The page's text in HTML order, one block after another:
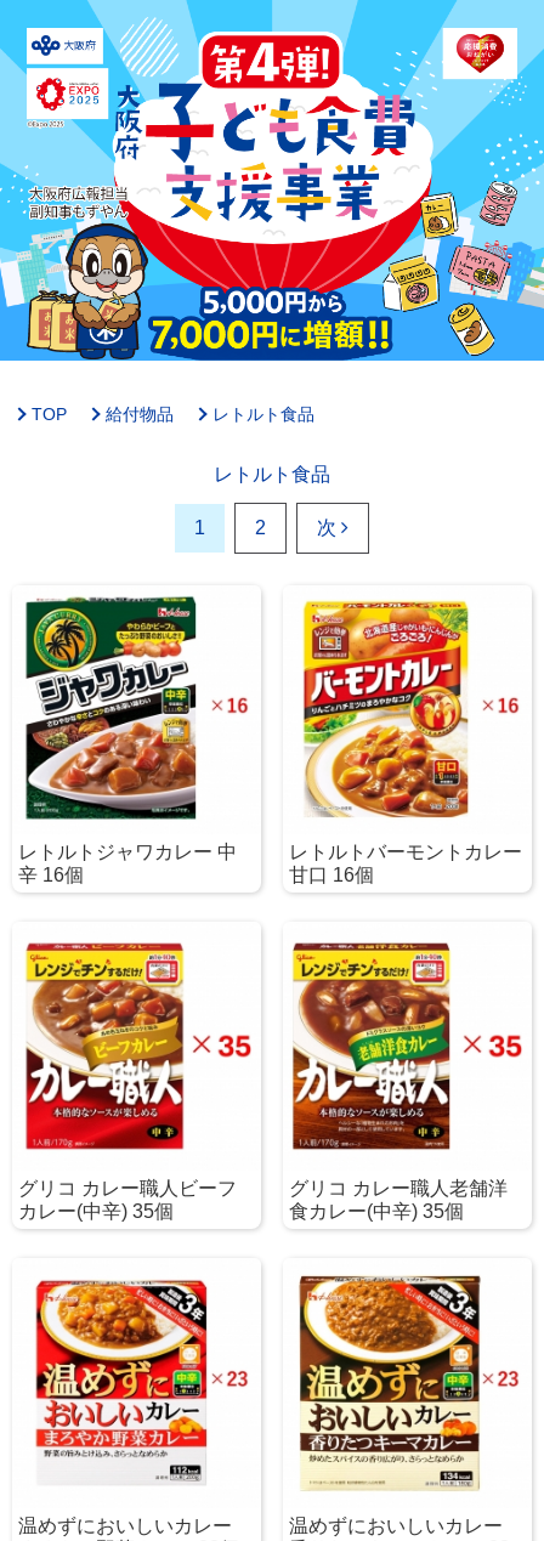
TOP 給付物品 レトルト食品
レトルト食品
1 2 次
レトルトジャワカレー 中
辛 16個
レトルトバーモントカレー
甘口 16個
グリコ カレー職人ビーフ
カレー(中辛) 35個
グリコ カレー職人老舗洋
食カレー(中辛) 35個
温めずにおいしいカレー
温めずにおいしいカレー